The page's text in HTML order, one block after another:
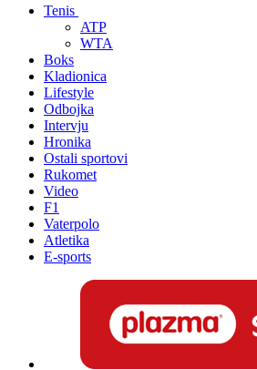
Tenis
ATP
WTA
Boks
Kladionica
Lifestyle
Odbojka
Intervju
Hronika
Ostali sportovi
Rukomet
Video
F1
Vaterpolo
Atletika
E-sports